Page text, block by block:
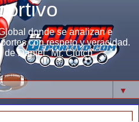
donde se analizan e
con respeto y veracidad.
de Daniel "Mr. Clutch"
▼